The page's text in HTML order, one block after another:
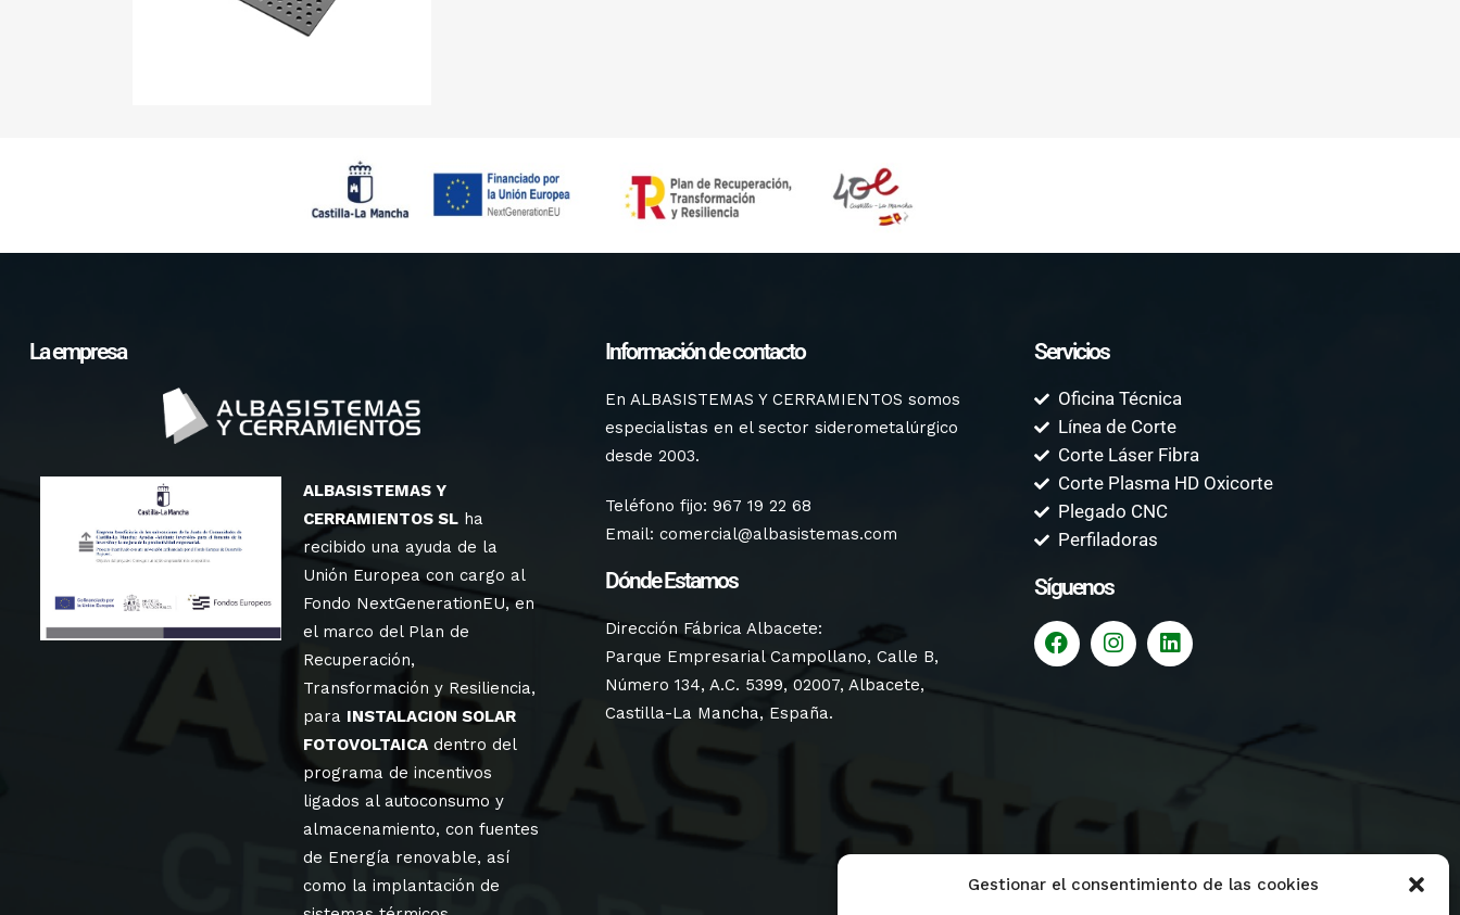
Gestionar el consentimiento de las cookies
La empresa
ALBASISTEMAS Y
CERRAMIENTOS SLha
recibido una ayuda de la
Unión Europea con cargo al
Fondo NextGenerationEU, en
el marco del Plan de
Recuperación,
Transformación y Resiliencia,
para INSTALACION SOLAR
FOTOVOLTAICAdentro del
programa de incentivos
ligados al autoconsumo y
almacenamiento, con fuentes
de Energía renovable, así
como la implantación de
Información de contacto
En ALBASISTEMAS Y CERRAMIENTOS somos
especialistas en el sector siderometalúrgico
desde 2003.
Teléfono fijo:967 19 22 68
Email:comercial@albasistemas.com
Dónde Estamos
Dirección Fábrica Albacete:
Parque Empresarial Campollano, Calle B,
Número 134, A.C. 5399, 02007, Albacete,
Castilla-La Mancha, España.
Servicios
Oficina Técnica
Línea de Corte
Corte Láser Fibra
Corte Plasma HD Oxicorte
Plegado CNC
Perfiladoras
Síguenos